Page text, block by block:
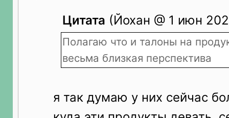
Цитата (Йохан @ 1 июн
Полагаю что и талоны на
весьма близкая перспектива
я так думаю у них сейчас